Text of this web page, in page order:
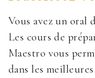
Vous avez un oral
Les cours de
Maestro vous
dans les